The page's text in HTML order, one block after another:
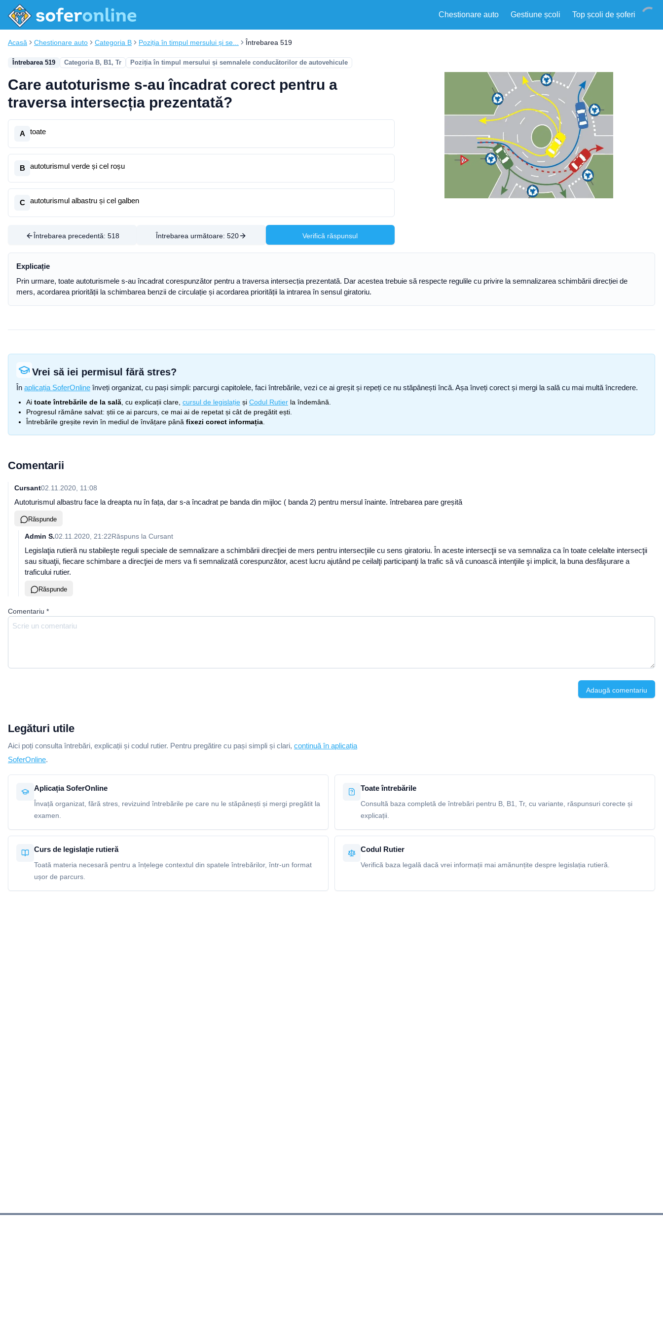
Chestionare auto Gestiune școli Top școli de șoferi
Acasă Chestionare auto Categoria B Poziția în timpul mersului și se... Întrebarea 519
Întrebarea 519 Categoria B, B1, Tr Poziția în timpul mersului și semnalele conducătorilor de autovehicule
Care autoturisme s-au încadrat corect pentru a
traversa intersecția prezentată?
A toate
B autoturismul verde și cel roșu
C autoturismul albastru și cel galben
Întrebarea precedentă: 518 Întrebarea următoare: 520 Verifică răspunsul
Explicație
Prin urmare, toate autoturismele s-au încadrat corespunzător pentru a traversa intersecția prezentată. Dar acestea trebuie să respecte regulile cu privire la semnalizarea schimbării direcției de
mers, acordarea priorității la schimbarea benzii de circulație și acordarea priorității la intrarea în sensul giratoriu.
Vrei să iei permisul fără stres?
În aplicația SoferOnline înveți organizat, cu pași simpli: parcurgi capitolele, faci întrebările, vezi ce ai greșit și repeți ce nu stăpânești încă. Așa înveți corect și mergi la sală cu mai multă încredere.
Ai toate întrebările de la sală , cu explicații clare, cursul de legislație și Codul Rutier la îndemână.
Progresul rămâne salvat: știi ce ai parcurs, ce mai ai de repetat și cât de pregătit ești.
Întrebările greșite revin în mediul de învățare până fixezi corect informația
Comentarii
Cursant02.11.2020, 11:08
Autoturismul albastru face la dreapta nu în fața, dar s-a încadrat pe banda din mijloc ( banda 2) pentru mersul înainte. întrebarea pare greșită
Răspunde
Admin S.02.11.2020, 21:22Răspuns la Cursant
Legislaţia rutieră nu stabileşte reguli speciale de semnalizare a schimbării direcţiei de mers pentru intersecţiile cu sens giratoriu. În aceste intersecţii se va semnaliza ca în toate celelalte intersecţii
sau situaţii, fiecare schimbare a direcţiei de mers va fi semnalizată corespunzător, acest lucru ajutând pe ceilalţi participanţi la trafic să vă cunoască intenţiile şi implicit, la buna desfăşurare a
traficului rutier.
Răspunde
Comentariu *
Adaugă comentariu
Legături utile
Aici poți consulta întrebări, explicații și codul rutier. Pentru pregătire cu pași simpli și clari, continuă în aplicația
SoferOnline.
Aplicația SoferOnline
Învață organizat, fără stres, revizuind întrebările pe care nu le stăpânești și mergi pregătit la
examen.
Toate întrebările
Consultă baza completă de întrebări pentru B, B1, Tr, cu variante, răspunsuri corecte și
explicații.
Curs de legislație rutieră
Toată materia necesară pentru a înțelege contextul din spatele întrebărilor, într-un format
ușor de parcurs.
Codul Rutier
Verifică baza legală dacă vrei informații mai amănunțite despre legislația rutieră.